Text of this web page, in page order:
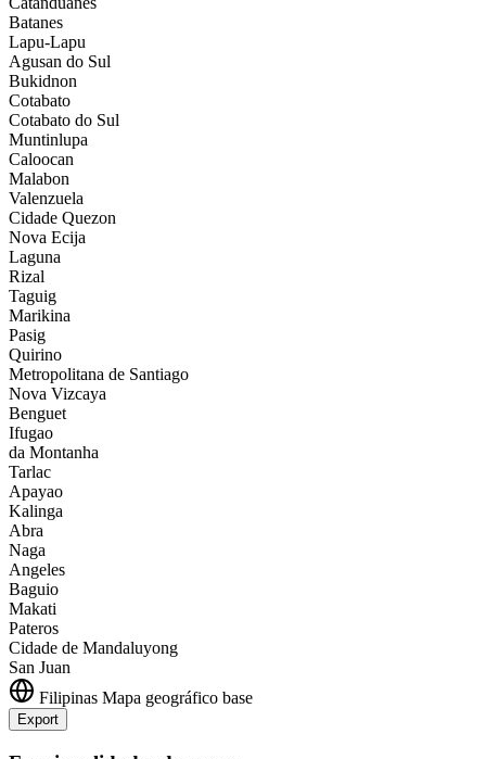
Batanes
Lapu-Lapu
Agusan do Sul
Bukidnon
Cotabato
Cotabato do Sul
Muntinlupa
Caloocan
Malabon
Valenzuela
Cidade Quezon
Nova Ecija
Laguna
Rizal
Taguig
Marikina
Pasig
Quirino
Metropolitana de Santiago
Nova Vizcaya
Benguet
Ifugao
da Montanha
Tarlac
Apayao
Kalinga
Abra
Naga
Angeles
Baguio
Makati
Pateros
Cidade de Mandaluyong
San Juan
Filipinas Mapa geográfico base
Export